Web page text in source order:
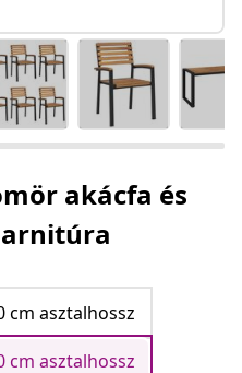
akácfa és
cm asztalhossz
cm asztalhossz